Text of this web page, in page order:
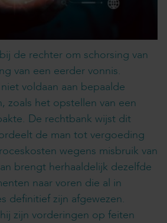
de rechter om schorsing van
van een eerder vonnis.
voldaan aan bepaalde
zoals het opstellen van een
De rechtbank wijst dit
de man tot vergoeding
wegens misbruik van
brengt herhaaldelijk dezelfde
naar voren die al in
definitief zijn afgewezen.
zijn vorderingen op feiten